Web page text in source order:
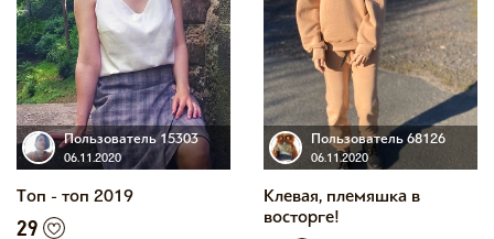
Пользователь 15303
06.11.2020
Топ - топ 2019
29
Пользователь 68126
06.11.2020
Клевая, племяшка в
восторге!